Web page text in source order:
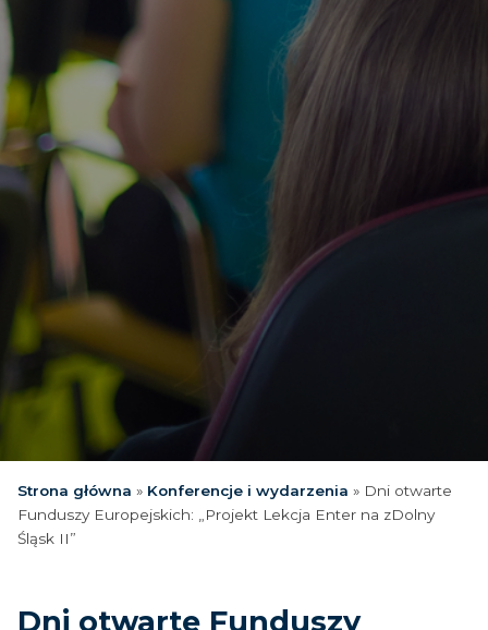
Strona główna » Konferencje i wydarzenia » Dni otwarte
Funduszy Europejskich: „Projekt Lekcja Enter na zDolny
Śląsk II”
Dni otwarte Funduszy